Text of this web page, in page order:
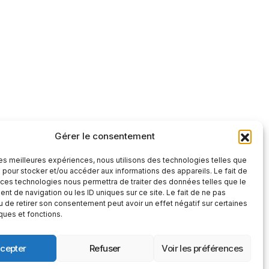
Gérer le consentement
meilleures expériences, nous utilisons des technologies telles que
stocker et/ou accéder aux informations des appareils. Le fait de
technologies nous permettra de traiter des données telles que le
de navigation ou les ID uniques sur ce site. Le fait de ne pas
de retirer son consentement peut avoir un effet négatif sur certaines
et fonctions.
Refuser Voir les préférences
S'abonner
S'abonner
vous confirmez que vous avez lu et
confidentialité et nosconditions